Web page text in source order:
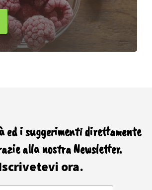
ed i suggerimenti direttamente
alla nostra Newsletter.
ora.